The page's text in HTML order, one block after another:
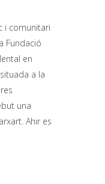
i comunitari
Fundació
en
a la
una
Ahir es